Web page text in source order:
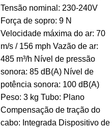
Tensão nominal: 230-240V
Força de sopro: 9 N
Velocidade máxima do ar: 70
m/s / 156 mph Vazão de ar:
485 m³/h Nível de pressão
sonora: 85 dB(A) Nível de
potência sonora: 100 dB(A)
Peso: 3 kg Tubo: Plano
Compensação de tração do
cabo: Integrada Dispositivo de